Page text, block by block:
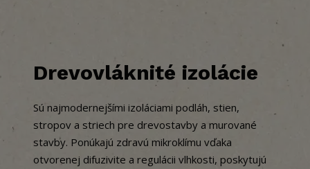
Drevovláknité izolácie
Sú najmodernejšími izoláciami podláh, stien,
stropov a striech pre drevostavby a murované
stavby. Ponúkajú zdravú mikroklímu vďaka
otvorenej difuzivite a regulácii vlhkosti, poskytujú